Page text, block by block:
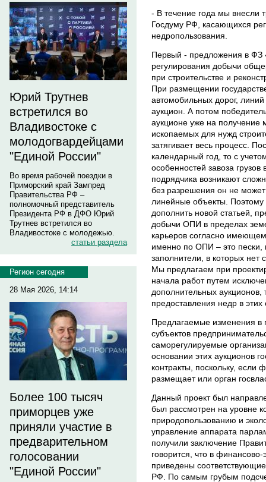
Юрий Трутнев
встретился во
Владивостоке с
молодогвардейцами
"Единой России"
Во время рабочей поездки в
Приморский край Зампред
Правительства РФ –
полномочный представитель
Президента РФ в ДФО Юрий
Трутнев встретился во
Владивостоке с молодежью.
статьи раздела
Регион сегодня
28 Мая 2026, 14:14
Более 100 тысяч
приморцев уже
приняли участие в
предварительном
голосовании
"Единой России"
- В течение года мы внесли
Госдуму РФ, касающихся
недропользования.
Первый - предложения в ФЗ
регулирования добычи
при строительстве и
При размещении
автомобильных дорог,
аукцион. А потом
аукционе уже на
ископаемых для нужд
затягивает весь процесс.
календарный год, то с
особенностей завоза
подрядчика возникают
без разрешения он не может
линейные объекты.
дополнить новой статьей,
добычи ОПИ в пределах
карьеров согласно
именно по ОПИ – это пески,
заполнители, в которых нет
Мы предлагаем при
начала работ путем
дополнительных аукционов,
предоставления недр в этих
Предлагаемые изменения
субъектов
саморегулируемые
основании этих аукционов
контракты, поскольку, если
размещает или орган
Данный проект был
был рассмотрен на уровне
природопользованию и
управление аппарата
получили заключение
говорится, что в
приведены
РФ. По самым грубым